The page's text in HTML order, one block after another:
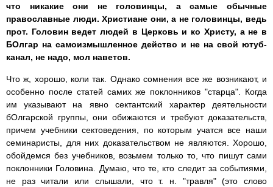
что никакие они не головинцы, а самые обычные
православные люди. Христиане они, а не головинцы, ведь
прот. Головин ведет людей в Церковь и ко Христу, а не в
БОлгар на самоизмышленное действо и не на свой ютуб-
канал, не надо, мол наветов.
Что ж, хорошо, коли так. Однако сомнения все же возникают, и
особенно после статей самих же поклонников "старца". Когда
им указывают на явно сектантский характер деятельности
бОлгарской группы, они обижаются и требуют доказательств,
причем учебники сектоведения, по которым учатся все наши
семинаристы, для них доказательством не являются. Хорошо,
обойдемся без учебников, возьмем только то, что пишут сами
поклонники Головина. Думаю, что те, кто следит за событиями,
не раз читали или слышали, что т. н. "травля" (это слово